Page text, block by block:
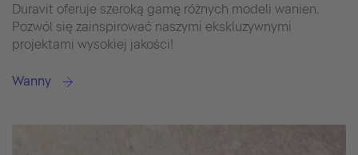
Duravit oferuje szeroką gamę różnych modeli wanien.
Pozwól się zainspirować naszymi ekskluzywnymi
projektami wysokiej jakości!
Wanny